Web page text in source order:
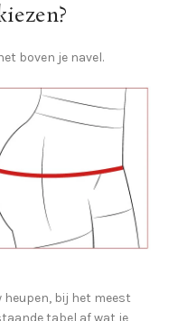
boven je navel.
heupen, bij het meest